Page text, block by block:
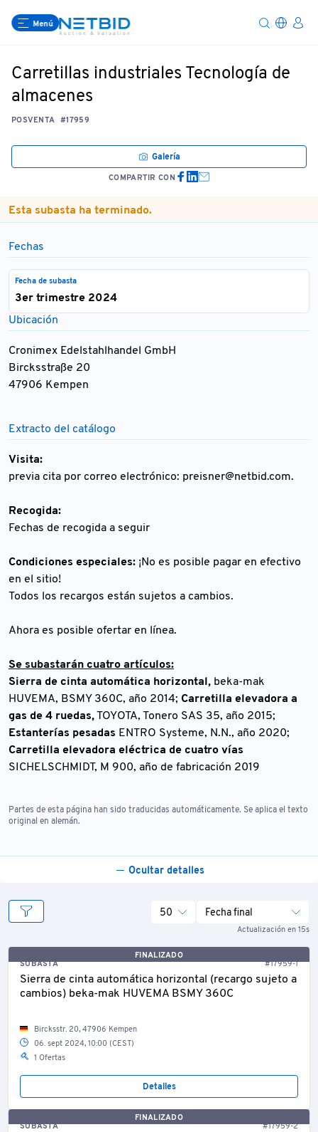
Menú
Carretillas industriales Tecnología de
almacenes
POSVENTA #17959
Galería
COMPARTIR CON
Esta subasta ha terminado.
Fechas
Fecha de subasta
3er trimestre 2024
Ubicación
Cronimex Edelstahlhandel GmbH
Bircksstraße 20
47906 Kempen
Extracto del catálogo
Visita:
previa cita por correo electrónico: preisner@netbid.com.
Recogida:
Fechas de recogida a seguir
Condiciones especiales: ¡No es posible pagar en efectivo
en el sitio!
Todos los recargos están sujetos a cambios.
Ahora es posible ofertar en línea.
Se subastarán cuatro artículos:
Sierra de cinta automática horizontal, beka-mak
HUVEMA, BSMY 360C, año 2014; Carretilla elevadora a
gas de 4 ruedas,TOYOTA, Tonero SAS 35, año 2015;
Estanterías pesadas ENTRO Systeme, N.N., año 2020;
Carretilla elevadora eléctrica de cuatro vías
SICHELSCHMIDT, M 900, año de fabricación 2019
Partes de esta página han sido traducidas automáticamente. Se aplica el texto
original en alemán.
Ocultar detalles
Actualización en 15s
50 Fecha final
FINALIZADO
SUBASTA
#17959-1
Sierra de cinta automática horizontal (recargo sujeto a
cambios) beka-mak HUVEMA BSMY 360C
Bircksstr. 20, 47906 Kempen
06. sept 2024, 10:00 (CEST)
1 Ofertas
Detalles
FINALIZADO
SUBASTA
#17959-2